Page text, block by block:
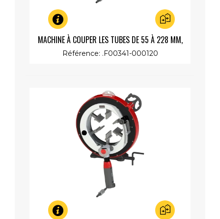
Aperçu rapide
MACHINE À COUPER LES TUBES DE 55 À 228 MM,
MOTEUR LENT 230V 1200W
Référence: .F00341-000120